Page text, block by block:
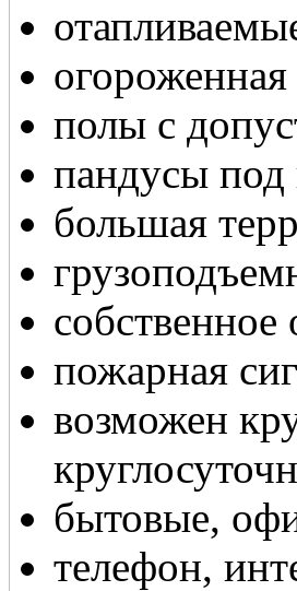
полы с
пандусы под
большая
собственное
пожарная
возможен
бытовые,
телефон,